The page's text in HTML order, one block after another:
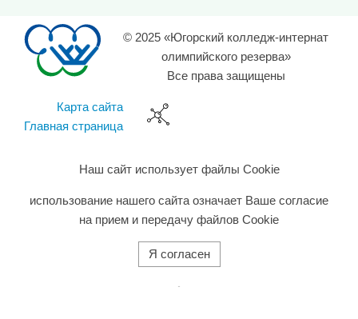
© 2025 «Югорский колледж-интернат
олимпийского резерва»
Все права защищены
Карта сайта
Главная страница
Наш сайт использует файлы Cookie
использование нашего сайта означает Ваше согласие
на прием и передачу файлов Cookie
Я согласен